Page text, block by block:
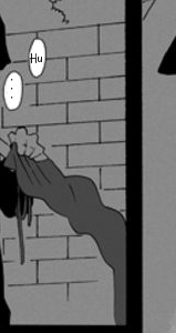
Hu
・
・
・